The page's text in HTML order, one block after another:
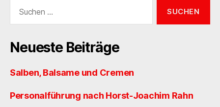
nach:
Neueste Beiträge
Salben, Balsame und Cremen
Personalführung nach Horst-Joachim Rahn